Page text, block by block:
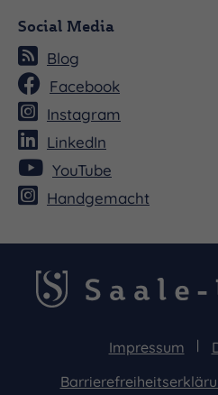
Social Media
Blog
Facebook
Instagram
LinkedIn
YouTube
Handgemacht
Impressum